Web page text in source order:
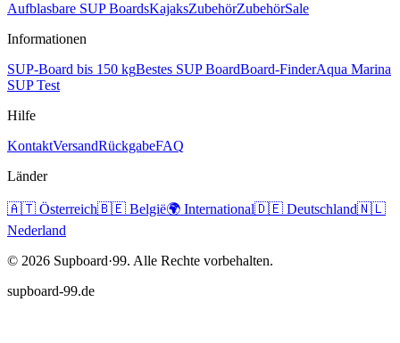
Aufblasbare SUP BoardsKajaksZubehörZubehörSale
Informationen
SUP-Board bis 150 kgBestes SUP BoardBoard-FinderAqua Marina
SUP Test
Hilfe
KontaktVersandRückgabeFAQ
Länder
🇦🇹 Österreich🇧🇪 België🌍 International🇩🇪 Deutschland🇳🇱
Nederland
© 2026 Supboard·99. Alle Rechte vorbehalten.
supboard-99.de